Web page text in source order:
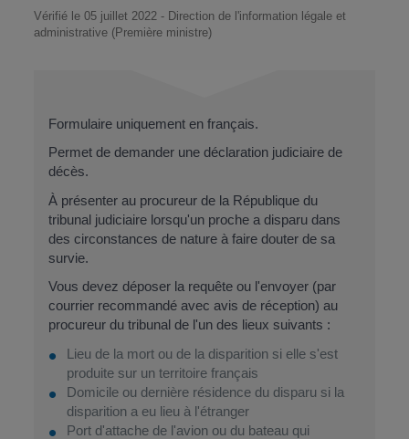
Vérifié le 05 juillet 2022 - Direction de l'information légale et
administrative (Première ministre)
Formulaire uniquement en français.
Permet de demander une déclaration judiciaire de
décès.
À présenter au procureur de la République du
tribunal judiciaire lorsqu'un proche a disparu dans
des circonstances de nature à faire douter de sa
survie.
Vous devez déposer la requête ou l'envoyer (par
courrier recommandé avec avis de réception) au
procureur du tribunal de l'un des lieux suivants :
Lieu de la mort ou de la disparition si elle s'est
produite sur un territoire français
Domicile ou dernière résidence du disparu si la
disparition a eu lieu à l'étranger
Port d'attache de l'avion ou du bateau qui